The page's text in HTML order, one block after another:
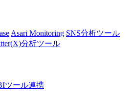
Asari Monitoring SNS分析ツール
分析ツール
ツール連携